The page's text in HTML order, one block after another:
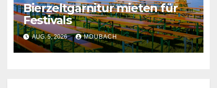
Bierzeltgarnitur mieten für
Festivals
AUG. 5, 2026 MDUBACH